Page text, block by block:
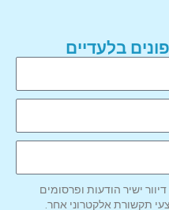
בלעדיים
ישיר הודעות ופרסומים
תקשורת אלקטרוני אחר.